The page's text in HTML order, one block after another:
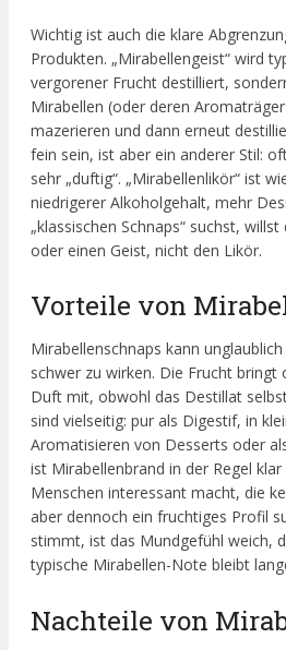
Wichtig ist auch die klare
Produkten. „Mirabellengeist“ wird
vergorener Frucht destilliert,
Mirabellen (oder deren
mazerieren und dann erneut
fein sein, ist aber ein anderer Stil:
sehr „duftig“. „Mirabellenlikör“ ist
niedrigerer Alkoholgehalt, mehr
„klassischen Schnaps“ suchst,
oder einen Geist, nicht den Likör.
Vorteile von
Mirabellenschnaps kann
schwer zu wirken. Die Frucht
Duft mit, obwohl das Destillat
sind vielseitig: pur als Digestif, in
Aromatisieren von Desserts oder
ist Mirabellenbrand in der Regel
Menschen interessant macht, die
aber dennoch ein fruchtiges Profil
stimmt, ist das Mundgefühl weich,
typische Mirabellen-Note bleibt
Nachteile von